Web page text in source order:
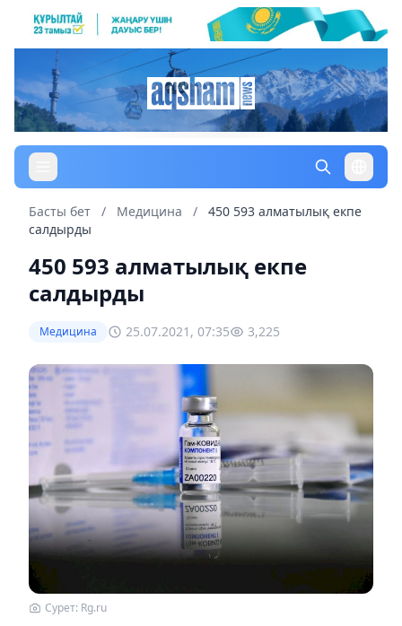
Басты бет / Медицина /
450 593 алматылық екпе
салдырды
450 593 алматылық екпе
салдырды
Медицина 25.07.2021, 07:35 3,225
Сурет: Rg.ru